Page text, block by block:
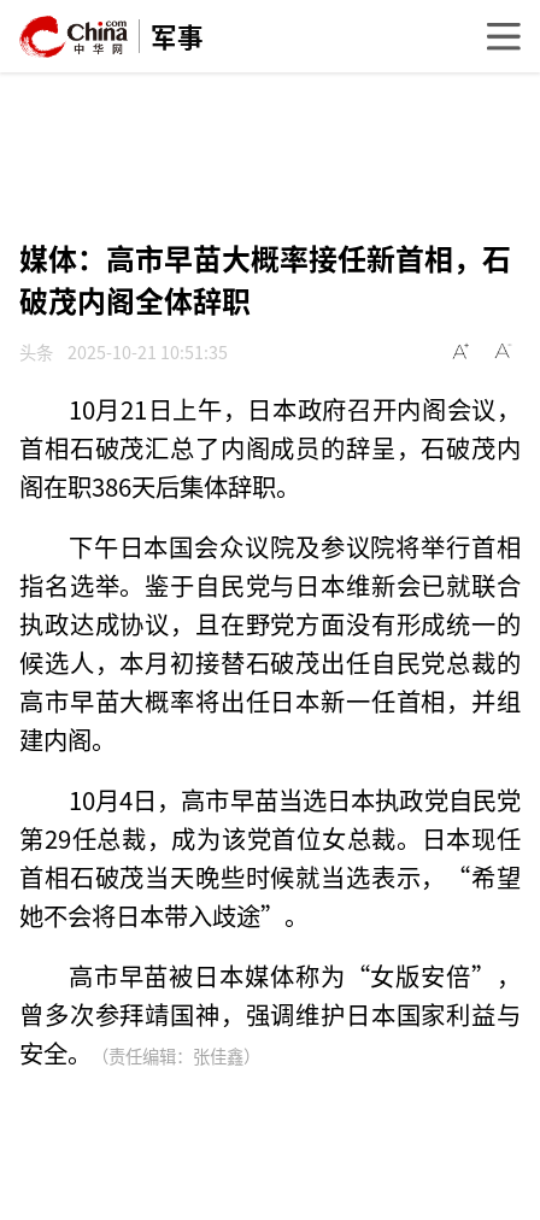
军事
媒体：高市早苗大概率接任新首相，石
破茂内阁全体辞职
头条 2025-10-21 10:51:35
10月21日上午，日本政府召开内阁会议，
首相石破茂汇总了内阁成员的辞呈，石破茂内
阁在职386天后集体辞职。
下午日本国会众议院及参议院将举行首相
指名选举。鉴于自民党与日本维新会已就联合
执政达成协议，且在野党方面没有形成统一的
候选人，本月初接替石破茂出任自民党总裁的
高市早苗大概率将出任日本新一任首相，并组
建内阁。
10月4日，高市早苗当选日本执政党自民党
第29任总裁，成为该党首位女总裁。日本现任
首相石破茂当天晚些时候就当选表示，“希望
她不会将日本带入歧途”。
高市早苗被日本媒体称为“女版安倍”，
曾多次参拜靖国神，强调维护日本国家利益与
安全。
（责任编辑：张佳鑫）